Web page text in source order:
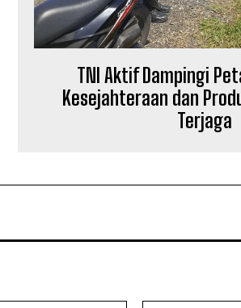
TNI Aktif Dampingi
Kesejahteraan dan
Terjaga